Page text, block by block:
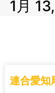
1月
連合愛知